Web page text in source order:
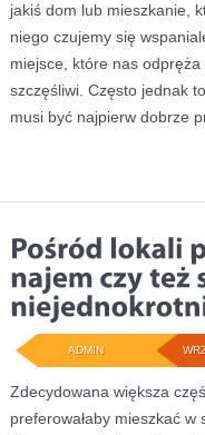
jakiś dom lub mieszkanie,
niego czujemy się
miejsce, które nas
szczęśliwi. Często jednak
musi być najpierw dobrze
ADMIN
Zdecydowana większa
preferowałaby mieszkać